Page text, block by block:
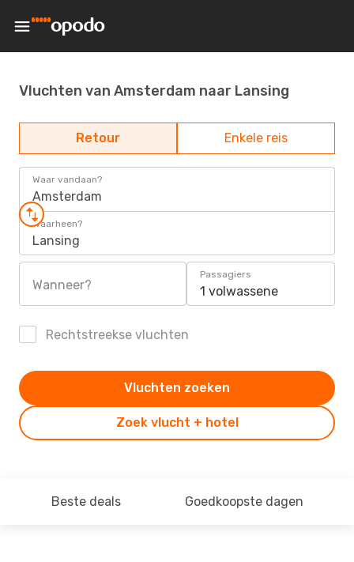
Vluchten van Amsterdam naar Lansing
Retour Enkele reis
Waar vandaan?
Amsterdam
Waarheen?
Lansing
Wanneer?
Passagiers
1 volwassene
Rechtstreekse vluchten
Zoek vlucht + hotel
Vluchten zoeken
Beste deals Goedkoopste dagen